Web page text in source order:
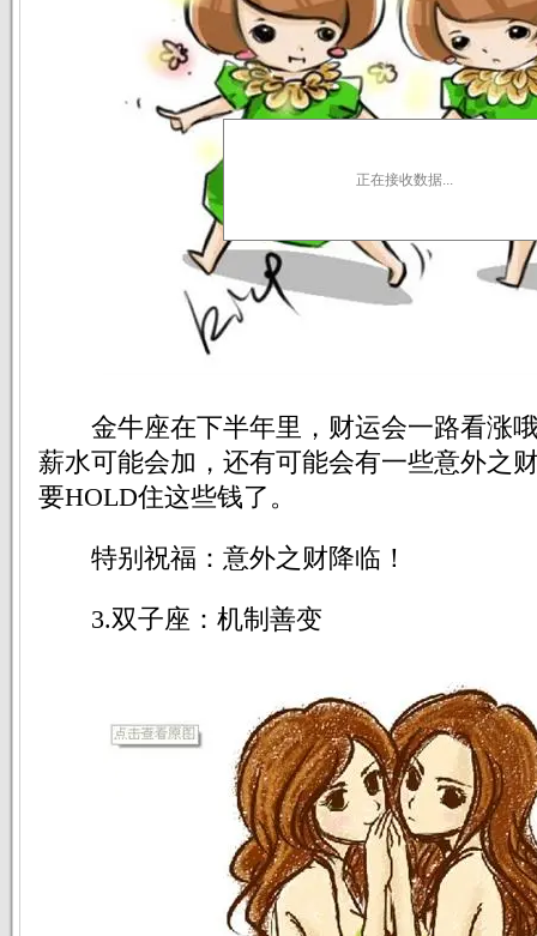
金牛座在下半年里，财运会一路看涨
薪水可能会加，还有可能会有一些意外之
要HOLD住这些钱了。
特别祝福：意外之财降临！
3.双子座：机制善变
正在接收数据...